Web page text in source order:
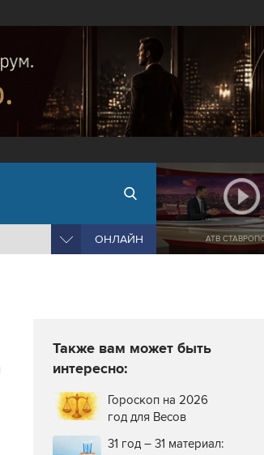
ОНЛАЙН АТВ
Также вам может быть
интересно:
Гороскоп на 2026
год для Весов
31 год – 31 материал: